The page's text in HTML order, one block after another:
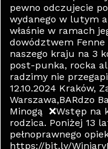
pewno odczujecie
wydanego w lutym
właśnie w ramach
dowództwem
naszego kraju na 3
post-punka, rocka
radzimy nie
12.10.2024 Kraków,
Warszawa,BARdzo
Minogą ❌Wstęp na
rodzica. Poniżej 13
pełnoprawnego
https://bit.ly/